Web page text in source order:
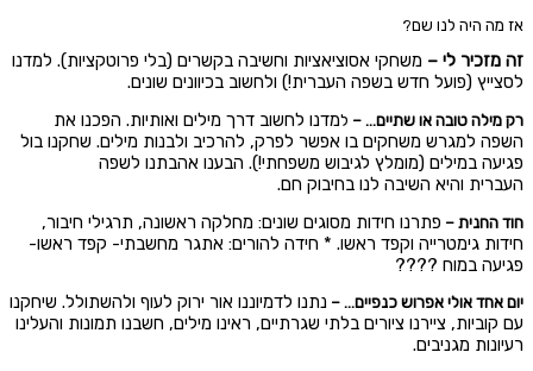
אז מה היה לנו שם?
זה מזכיר לי – משחקי אסוציאציות וחשיבה בקשרים (בלי פרוטקציות). למדנו
לסצייץ (פועל חדש בשפה העברית!) ולחשוב בכיוונים שונים.
רק מילה טובה או שתיים… – למדנו לחשוב דרך מילים ואותיות. הפכנו את
השפה למגרש משחקים בו אפשר לפרק, להרכיב ולבנות מילים. שחקנו בול
פגיעה במילים (מומלץ לגיבוש משפחתי!). הבענו אהבתנו לשפה
העברית והיא השיבה לנו בחיבוק חם.
חוד החנית – פתרנו חידות מסוגים שונים: מחלקה ראשונה, תרגילי חיבור,
חידות גימטרייה וקפד ראשו. * חידה להורים: אתגר מחשבתי- קפד ראשו-
פגיעה במוח ????
יום אחד אולי אפרוש כנפיים… – נתנו לדמיוננו אור ירוק לעוף ולהשתולל. שיחקנו
עם קוביות, ציירנו ציורים בלתי שגרתיים, ראינו מילים, חשבנו תמונות והעלינו
רעיונות מגניבים.